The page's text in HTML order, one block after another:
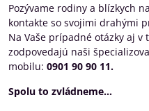
Pozývame rodiny a blízkych
kontakte so svojimi drahými
Na Vaše prípadné otázky aj v
zodpovedajú naši
mobilu: 0901 90 90 11.
Spolu to zvládneme...